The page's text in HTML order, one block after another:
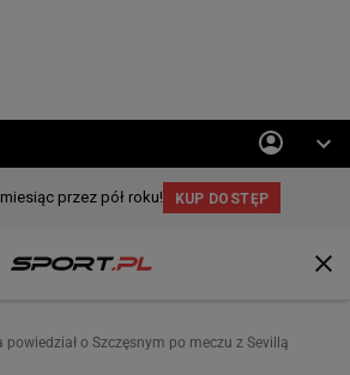
powiedział o Szczęsnym po meczu z Sevillą